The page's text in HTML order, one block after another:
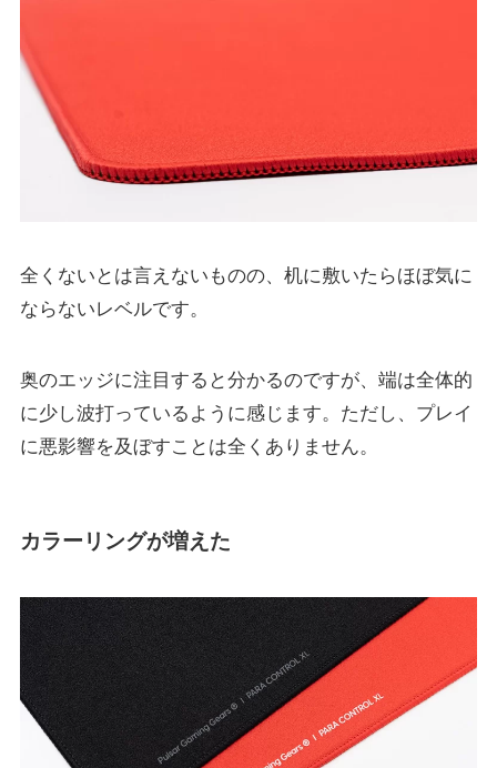
全くないとは言えないものの、机に敷いたらほぼ気に
ならないレベルです。
奥のエッジに注目すると分かるのですが、端は全体的
に少し波打っているように感じます。ただし、プレイ
に悪影響を及ぼすことは全くありません。
カラーリングが増えた